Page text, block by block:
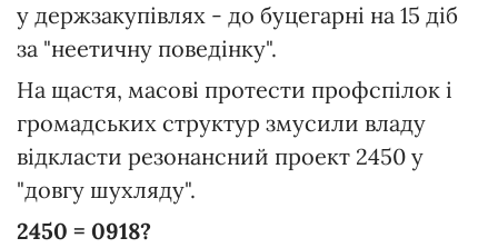
у держзакупівлях - до буцегарні на 15 діб
за "неетичну поведінку".
На щастя, масові протести профспілок і
громадських структур змусили владу
відкласти резонансний проект 2450 у
"довгу шухляду".
2450 = 0918?